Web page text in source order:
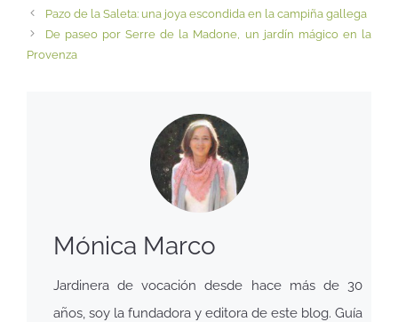
Pazo de la Saleta: una joya escondida en la campiña gallega
De paseo por Serre de la Madone, un jardín mágico en la
Provenza
Mónica Marco
Jardinera de vocación desde hace más de 30
años, soy la fundadora y editora de este blog. Guía